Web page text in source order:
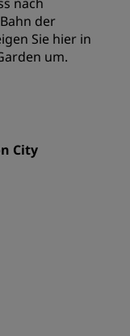
der
Sie hier in
um.
City